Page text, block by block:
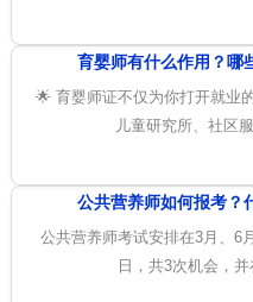
育婴师有什么作用？哪
🌟 育婴师证不仅为你打开就业
儿童研究所、社区
公共营养师如何报考？
公共营养师考试安排在3月、6
日，共3次机会，